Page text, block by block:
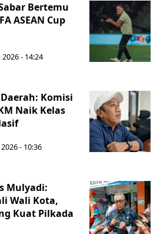
Bertemu
ASEAN Cup
- 14:24
Komisi
Naik Kelas
- 10:36
Mulyadi:
Wali Kota,
Kuat Pilkada